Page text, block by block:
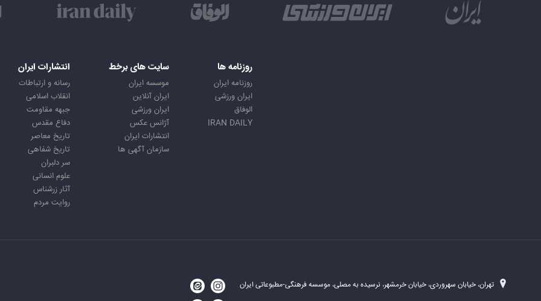
روزنامه ها
روزنامه ایران
ایران ورزشی
الوفاق
IRAN DAILY
سایت های برخط
موسسه ایران
ایران آنلاین
ایران ورزشی
آژانس عکس
انتشارات ایران
سازمان آگهی ها
انتشارات ایران
رسانه و ارتباطات
انقلاب اسلامی
جبهه مقاومت
دفاع مقدس
تاریخ معاصر
تاریخ شفاهی
سر دلبران
علوم انسانی
آثار زرشناس
روایت مردم
تهران، خیابان سهروردی، خیابان خرمشهر، نرسیده به مصلی، موسسه فرهنگی-مطبوعاتی ایران